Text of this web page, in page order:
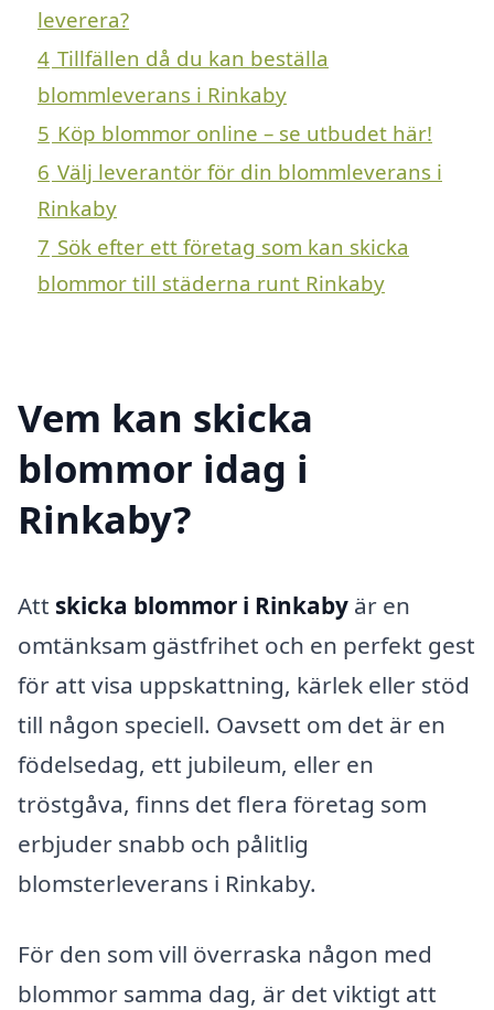
leverera?
4 Tillfällen då du kan beställa
blommleverans i Rinkaby
5 Köp blommor online – se utbudet här!
6 Välj leverantör för din blommleverans i
Rinkaby
7 Sök efter ett företag som kan skicka
blommor till städerna runt Rinkaby
Vem kan skicka
blommor idag i
Rinkaby?
Att skicka blommor i Rinkaby är en
omtänksam gästfrihet och en perfekt gest
för att visa uppskattning, kärlek eller stöd
till någon speciell. Oavsett om det är en
födelsedag, ett jubileum, eller en
tröstgåva, finns det flera företag som
erbjuder snabb och pålitlig
blomsterleverans i Rinkaby.
För den som vill överraska någon med
blommor samma dag, är det viktigt att